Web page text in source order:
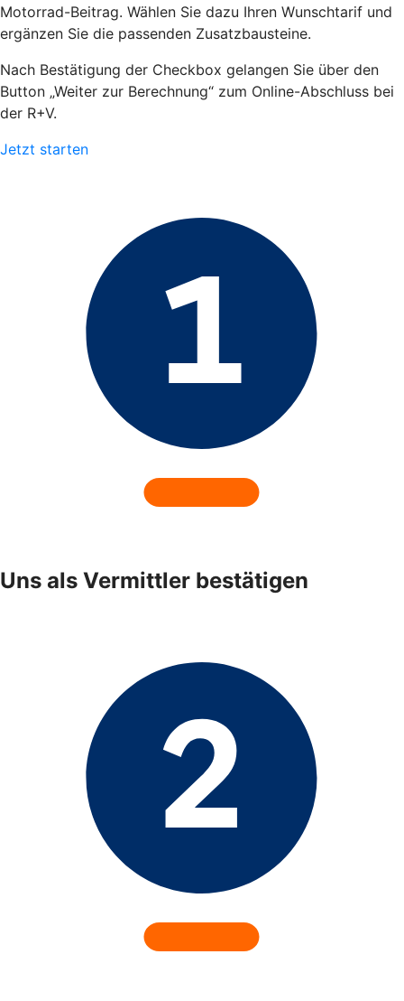
Motorrad-Beitrag. Wählen Sie dazu Ihren Wunschtarif und
ergänzen Sie die passenden Zusatzbausteine.
Nach Bestätigung der Checkbox gelangen Sie über den
Button „Weiter zur Berechnung“ zum Online-Abschluss bei
der R+V.
Jetzt starten
Uns als Vermittler bestätigen